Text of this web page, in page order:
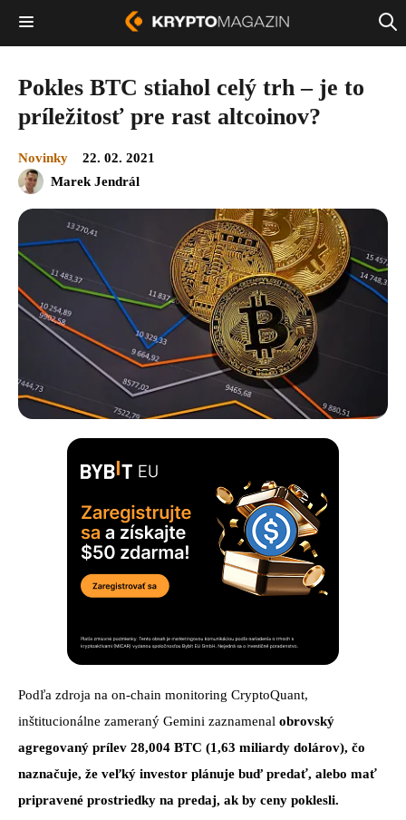
Pokles BTC stiahol celý trh – je to
príležitosť pre rast altcoinov?
Novinky
22. 02. 2021
Marek Jendrál
Podľa zdroja na on-chain monitoring CryptoQuant,
inštitucionálne zameraný Gemini zaznamenal obrovský
agregovaný prílev 28,004 BTC (1,63 miliardy dolárov), čo
naznačuje, že veľký investor plánuje buď predať, alebo mať
pripravené prostriedky na predaj, ak by ceny poklesli.